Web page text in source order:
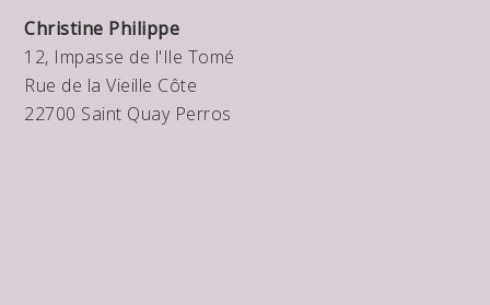
Christine Philippe
12, Impasse de l'Ile Tomé
Rue de la Vieille Côte
22700 Saint Quay Perros